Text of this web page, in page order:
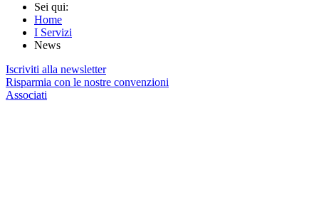
Sei qui:
Home
I Servizi
News
Iscriviti alla newsletter
Risparmia con le nostre convenzioni
Associati